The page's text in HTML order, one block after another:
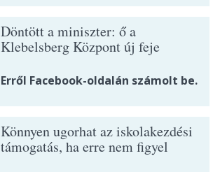
Döntött a miniszter: ő a
Klebelsberg Központ új feje
Erről Facebook-oldalán számolt be.
Könnyen ugorhat az iskolakezdési
támogatás, ha erre nem figyel